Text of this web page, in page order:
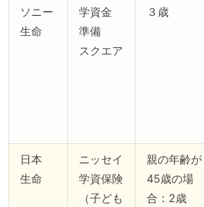
ソニー
生命
学資金
準備
スクエア
３歳
日本
生命
ニッセイ
学資保険
（子ども
親の年齢が
45歳の場
合：2歳